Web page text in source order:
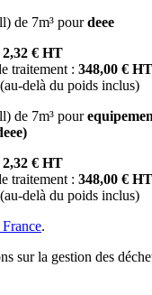
de 7m³ pourdeee
2,32 € HT
traitement : 348,00 € HT
delà du poids inclus)
de 7m³ pour
2,32 € HT
traitement : 348,00 € HT
delà du poids inclus)
.
sur la gestion des